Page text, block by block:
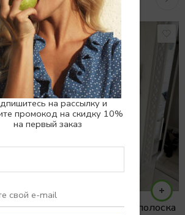
на рассылку и
промокод на скидку 10%
на первый заказ
SALE
Рубашка CRUISE полоска